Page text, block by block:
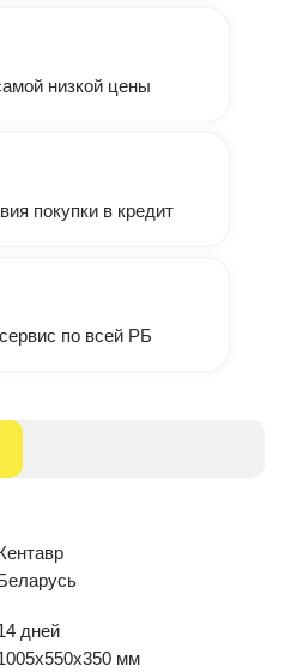
низкой цены
покупки в кредит
по всей РБ
дней
мм